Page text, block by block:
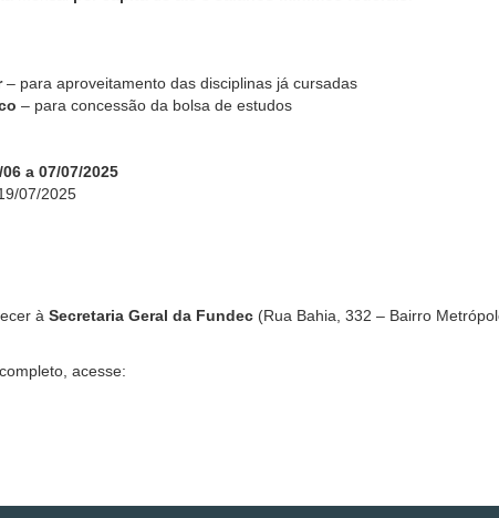
– para aproveitamento das disciplinas já cursadas
– para concessão da bolsa de estudos
a 07/07/2025
07/2025
à Secretaria Geral da Fundec (Rua Bahia, 332 – Bairro
acesse: